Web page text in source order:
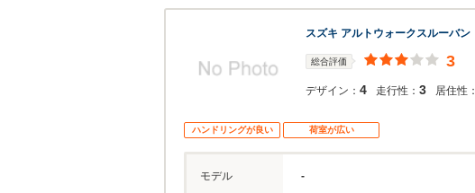
スズキ アルトウォークスルーバン
総合評価 3
デザイン： 4 走行性： 3 居住性：
ハンドリングが良い 荷室が広い
モデル -